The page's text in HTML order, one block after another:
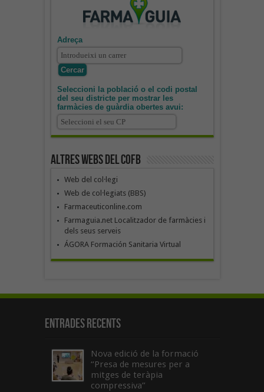
Adreça
Seleccioni la població o el codi postal
del seu districte per mostrar les
farmàcies de guàrdia obertes avui:
Altres webs del COFB
Web del col·legi
Web de col·legiats (BBS)
Farmaceuticonline.com
Farmaguia.net Localitzador de farmàcies i
dels seus serveis
ÁGORA Formación Sanitaria Virtual
Entrades recents
Nova edició de la formació
“Presa de mesures per a
mitges de teràpia
compressiva”